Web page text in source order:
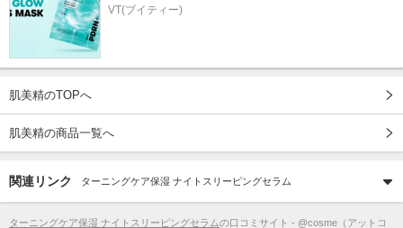
VT(ブイティー)
肌美精のTOPへ
肌美精の商品一覧へ
関連リンク ターニングケア保湿 ナイトスリーピングセラム
ターニングケア保湿 ナイトスリーピングセラムの口コミサイト - @cosme（アットコ